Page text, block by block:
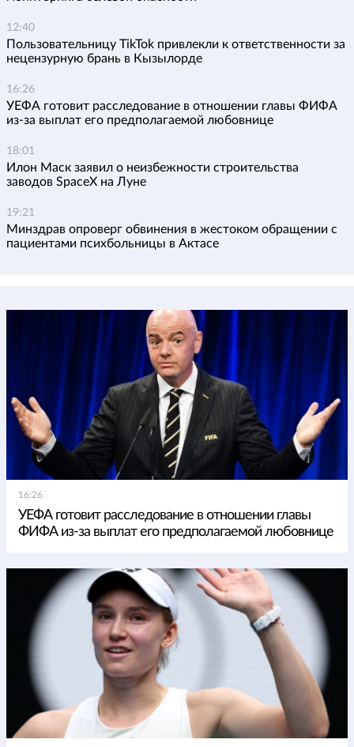
12:40
Пользовательницу TikTok привлекли к ответственности за
нецензурную брань в Кызылорде
16:26
УЕФА готовит расследование в отношении главы ФИФА
из-за выплат его предполагаемой любовнице
18:01
Илон Маск заявил о неизбежности строительства
заводов SpaceX на Луне
19:21
Минздрав опроверг обвинения в жестоком обращении с
пациентами психбольницы в Актасе
16:26
УЕФА готовит расследование в отношении главы
ФИФА из-за выплат его предполагаемой любовнице